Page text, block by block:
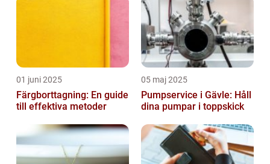
01 juni 2025
Färgborttagning: En guide
till effektiva metoder
05 maj 2025
Pumpservice i Gävle: Håll
dina pumpar i toppskick